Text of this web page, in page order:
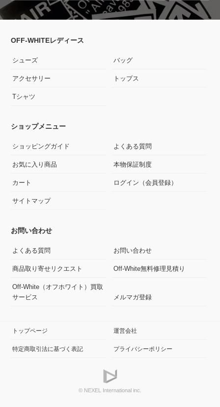
OFF-WHITEレディース
シューズ バッグ
アクセサリー トップス
Tシャツ
ショップメニュー
ショッピングガイド よくある質問
お気に入り商品 本物保証制度
カート ログイン（会員登録）
サイトマップ
お問い合わせ
よくある質問 お問い合わせ
商品取り寄せリクエスト Off-White無料修理見積り
Off-White（オフホワイト）買取
サービス
メルマガ登録
トップページ 運営会社
特定商取引法に基づく表記 プライバシーポリシー
© NEXEL International inc.